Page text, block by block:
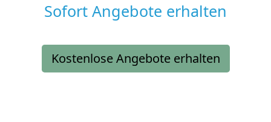
Sofort Angebote erhalten
Kostenlose Angebote erhalten